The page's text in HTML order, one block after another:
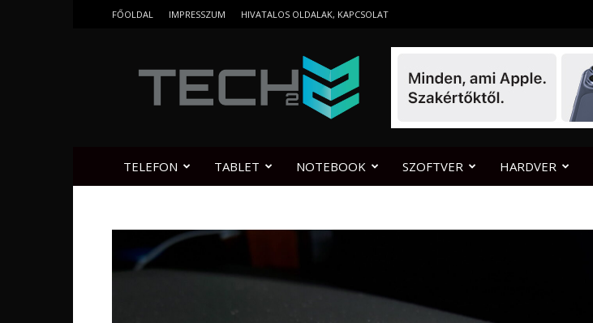
FŐOLDAL IMPRESSZUM HIVATALOS OLDALAK, KAPCSOLAT
TELEFON TABLET NOTEBOOK SZOFTVER HARDVER